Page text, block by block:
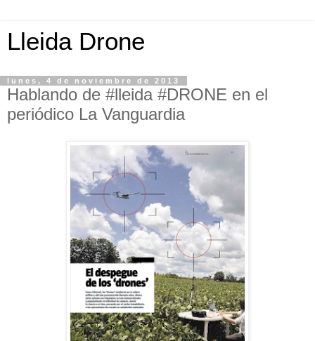
Lleida Drone
lunes, 4 de noviembre de 2013
Hablando de #lleida #DRONE en el
periódico La Vanguardia